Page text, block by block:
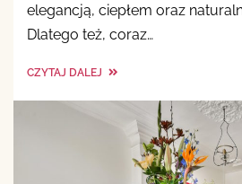
elegancją, ciepłem oraz
Dlatego też, coraz…
CZYTAJ DALEJ